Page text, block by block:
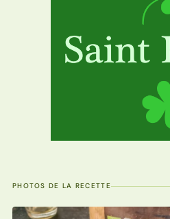
PHOTOS DE LA RECETTE